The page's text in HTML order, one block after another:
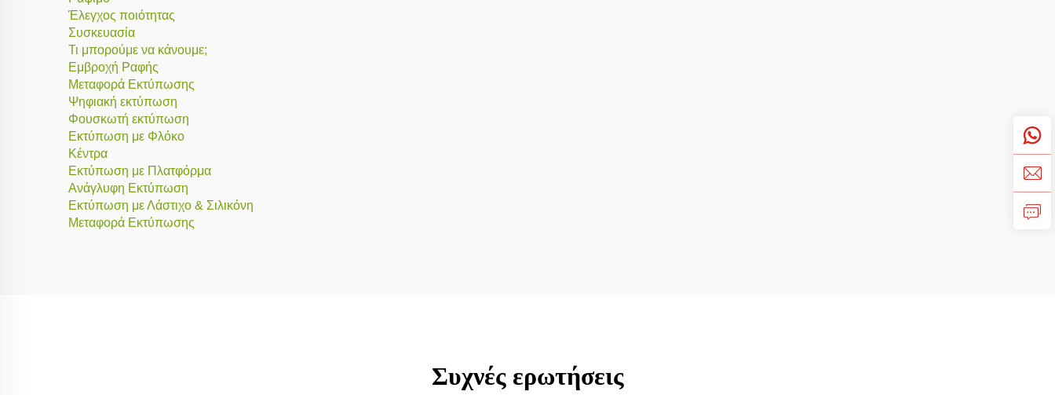
Έλεγχος ποιότητας
Συσκευασία
Τι μπορούμε να κάνουμε;
Εμβροχή Ραφής
Μεταφορά Εκτύπωσης
Ψηφιακή εκτύπωση
Φουσκωτή εκτύπωση
Εκτύπωση με Φλόκο
Κέντρα
Εκτύπωση με Πλατφόρμα
Ανάγλυφη Εκτύπωση
Εκτύπωση με Λάστιχο & Σιλικόνη
Μεταφορά Εκτύπωσης
Συχνές ερωτήσεις